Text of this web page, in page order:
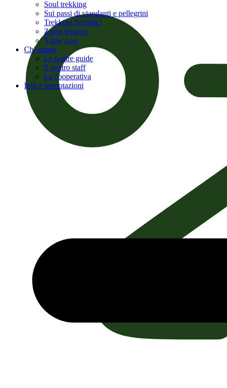
Soul trekking
Sui passi di viandanti e pellegrini
Trekking Selvatici
Zaino leggero
S-low cost
Chi siamo
Le nostre guide
Il nostro staff
La cooperativa
Info e prenotazioni